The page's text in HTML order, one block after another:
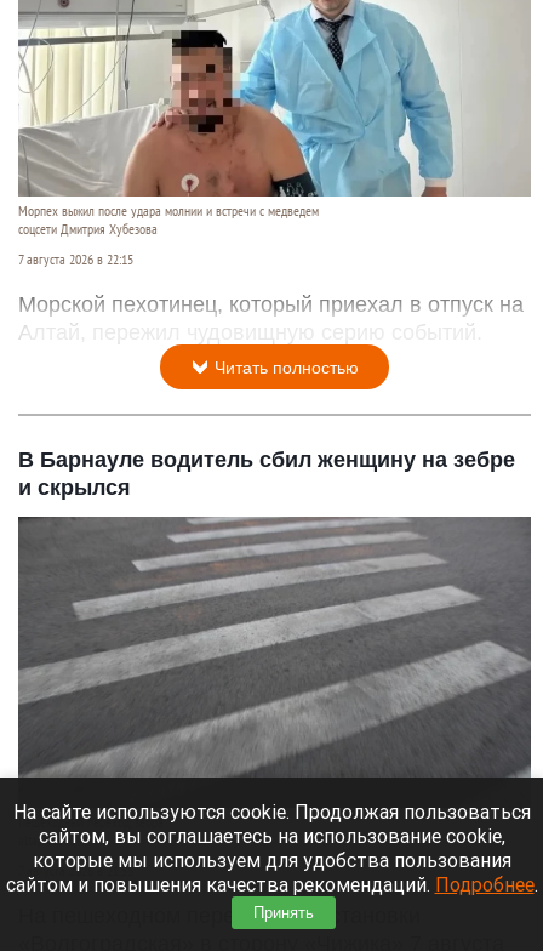
Морпех выжил после удара молнии и встречи с медведем
соцсети Дмитрия Хубезова
7 августа 2026 в 22:15
Морской пехотинец, который приехал в отпуск на
Алтай, пережил чудовищную серию событий.
Читать полностью
В Барнауле водитель сбил женщину на зебре
и скрылся
Пешеходный переход, зебра.
altapress.ru
7 августа 2026 в 21:55
На пешеходном переходе от остановки
На сайте используются cookie. Продолжая пользоваться
сайтом, вы соглашаетесь на использование cookie,
которые мы используем для удобства пользования
сайтом и повышения качества рекомендаций. Подробнее.
Принять